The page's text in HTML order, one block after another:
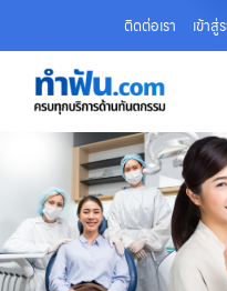
ติดต่อเรา เข้าสู่